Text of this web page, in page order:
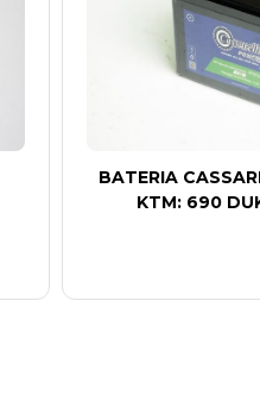
BATERIA
KTM: 690